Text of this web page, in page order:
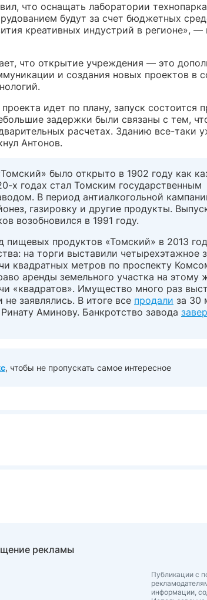
что оснащать лаборатории
будут за счет бюджетных
креативных индустрий в регионе», —
что открытие учреждения — это
и создания новых проектов в
идет по плану, запуск состоится
задержки были связаны с тем,
расчетах. Зданию все-таки
Антонов.
было открыто в 1902 году как
х годах стал Томским государственным
В период антиалкогольной
газировку и другие продукты.
возобновился в 1991 году.
пищевых продуктов «Томский» в 2013
на торги выставили четырехэтажное
квадратных метров по проспекту
аренды земельного участка на этому
«квадратов». Имущество много раз
не заявлялись. В итоге все продали за 30
Аминову. Банкротство завода
, чтобы не пропускать самое интересное
рекламы
Публикации с
информации,